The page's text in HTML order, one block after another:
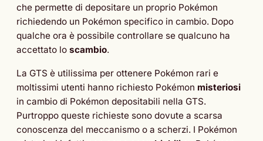
che permette di depositare un proprio Pokémon
richiedendo un Pokémon specifico in cambio. Dopo
qualche ora è possibile controllare se qualcuno ha
accettato lo scambio.
La GTS è utilissima per ottenere Pokémon rari e
moltissimi utenti hanno richiesto Pokémon misteriosi
in cambio di Pokémon depositabili nella GTS.
Purtroppo queste richieste sono dovute a scarsa
conoscenza del meccanismo o a scherzi. I Pokémon